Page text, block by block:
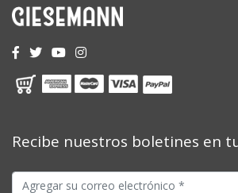
Recibe nuestros boletines en